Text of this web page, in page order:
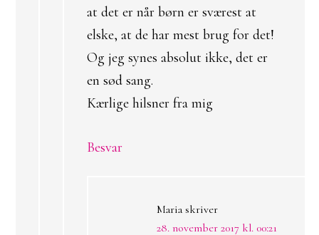
at det er når børn er sværest at
elske, at de har mest brug for det!
Og jeg synes absolut ikke, det er
en sød sang.
Kærlige hilsner fra mig
Besvar
Maria skriver
28. november 2017 kl. 00:21